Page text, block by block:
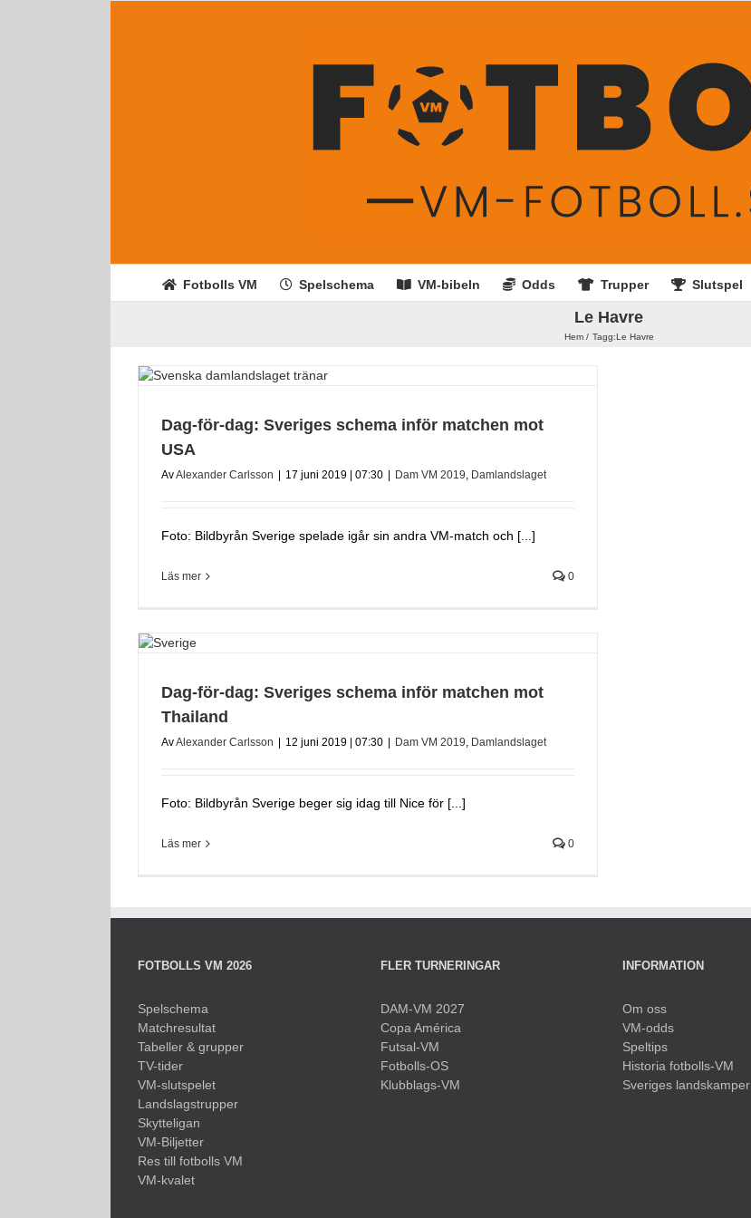
Fotbolls VM Spelschema VM-bibeln Odds Trupper Slutspel
Le Havre
Hem Tagg:Le Havre
Dag-för-dag: Sveriges schema inför matchen mot
USA
AvAlexander Carlsson 17 juni 2019 | 07:30 Dam VM 2019, Damlandslaget
Foto: Bildbyrån Sverige spelade igår sin andra VM-match och [...]
Läs mer 0
Dag-för-dag: Sveriges schema inför matchen mot
Thailand
AvAlexander Carlsson 12 juni 2019 | 07:30 Dam VM 2019, Damlandslaget
Foto: Bildbyrån Sverige beger sig idag till Nice för [...]
Läs mer 0
FOTBOLLS VM 2026
Spelschema
Matchresultat
Tabeller & grupper
TV-tider
VM-slutspelet
Landslagstrupper
Skytteligan
VM-Biljetter
Res till fotbolls VM
VM-kvalet
FLER TURNERINGAR
DAM-VM 2027
Copa América
Futsal-VM
Fotbolls-OS
Klubblags-VM
INFORMATION
Om oss
VM-odds
Speltips
Historia fotbolls-VM
Sveriges landskamper